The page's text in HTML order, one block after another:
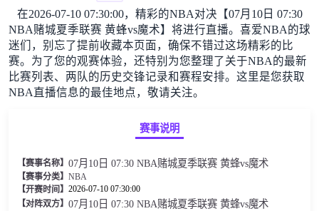
NBA
篮球直播
篮球录像
体育新闻
在2026-07-10 07:30:00，精彩的NBA对决【07月10日 07:30
NBA赌城夏季联赛 黄蜂vs魔术】将进行直播。喜爱NBA的球
迷们，别忘了提前收藏本页面，确保不错过这场精彩的比
赛。为了您的观赛体验，还特别为您整理了关于NBA的最新
比赛列表、两队的历史交锋记录和赛程安排。这里是您获取
NBA直播信息的最佳地点，敬请关注。
赛事说明
【赛事名称】 07月10日 07:30 NBA赌城夏季联赛 黄蜂vs魔术
【赛事分类】 NBA
【开赛时间】 2026-07-10 07:30:00
【对阵双方】 07月10日 07:30 NBA赌城夏季联赛 黄蜂vs魔术